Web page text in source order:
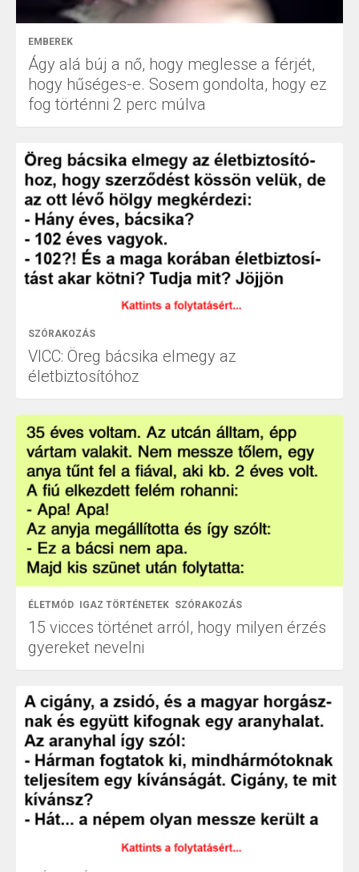
EMBEREK
Ágy alá búj a nő, hogy meglesse a férjét,
hogy hűséges-e. Sosem gondolta, hogy ez
fog történni 2 perc múlva
SZÓRAKOZÁS
VICC: Öreg bácsika elmegy az
életbiztosítóhoz
ÉLETMÓD IGAZ TÖRTÉNETEK SZÓRAKOZÁS
15 vicces történet arról, hogy milyen érzés
gyereket nevelni